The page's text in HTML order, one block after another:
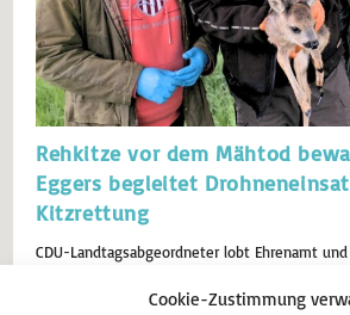
Cookie-Zustimmung
Rehkitze vor dem Mähtod
Eggers begleitet
Kitzrettung
CDU-Landtagsabgeordneter lobt Ehrenamt
noch vor Sonnenaufgang, war der CDU-